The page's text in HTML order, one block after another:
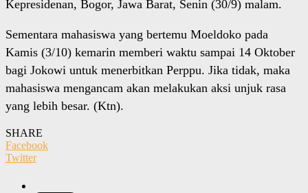
Kepresidenan, Bogor, Jawa Barat, Senin (30/9) malam.
Sementara mahasiswa yang bertemu Moeldoko pada
Kamis (3/10) kemarin memberi waktu sampai 14 Oktober
bagi Jokowi untuk menerbitkan Perppu. Jika tidak, maka
mahasiswa mengancam akan melakukan aksi unjuk rasa
yang lebih besar. (Ktn).
SHARE
Facebook
Twitter